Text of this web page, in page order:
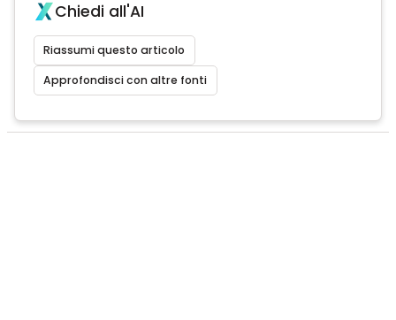
Chiedi all'AI
Riassumi questo articolo
Approfondisci con altre fonti